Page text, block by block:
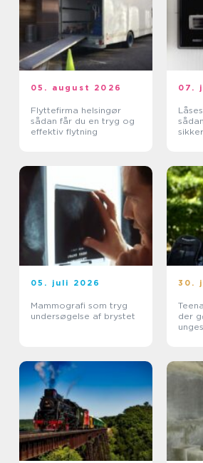
05. august 2026
Flyttefirma helsingør
sådan får du en tryg og
effektiv flytning
07.
05. juli 2026
Mammografi som tryg
undersøgelse af brystet
30.
der